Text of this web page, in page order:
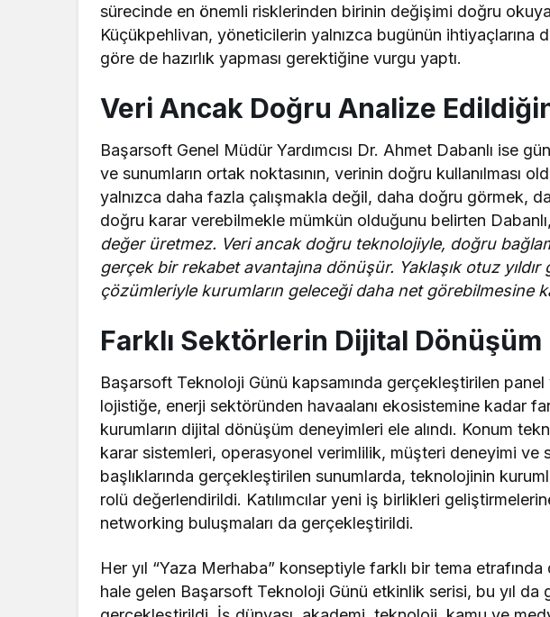
sürecinde en önemli risklerinden birinin değişimi doğru
Küçükpehlivan, yöneticilerin yalnızca bugünün ihtiyaçlarına
göre de hazırlık yapması gerektiğine vurgu yaptı.
Veri Ancak Doğru Analize
Başarsoft Genel Müdür Yardımcısı Dr. Ahmet Dabanlı ise
ve sunumların ortak noktasının, verinin doğru kullanılması
yalnızca daha fazla çalışmakla değil, daha doğru görmek,
doğru karar verebilmekle mümkün olduğunu belirten Dabanlı,
değer üretmez. Veri ancak doğru teknolojiyle, doğru
gerçek bir rekabet avantajına dönüşür. Yaklaşık otuz
çözümleriyle kurumların geleceği daha net görebilmesine
Farklı Sektörlerin Dijital
Başarsoft Teknoloji Günü kapsamında gerçekleştirilen
lojistiğe, enerji sektöründen havaalanı ekosistemine kadar
kurumların dijital dönüşüm deneyimleri ele alındı. Konum
karar sistemleri, operasyonel verimlilik, müşteri deneyimi ve
başlıklarında gerçekleştirilen sunumlarda, teknolojinin
rolü değerlendirildi. Katılımcılar yeni iş birlikleri
networking buluşmaları da gerçekleştirildi.
Her yıl “Yaza Merhaba” konseptiyle farklı bir tema
hale gelen Başarsoft Teknoloji Günü etkinlik serisi, bu yıl da